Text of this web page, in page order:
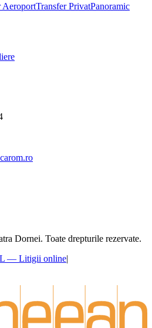
AeroportTransfer PrivatPanoramic
Dornei. Toate drepturile rezervate.
— Litigii online|